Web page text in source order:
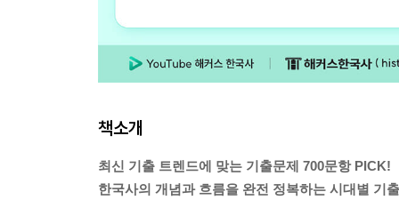
책소개
최신 기출 트렌드에 맞는 기출문제 700문항 PICK!
한국사의 개념과 흐름을 완전 정복하는 시대별 기